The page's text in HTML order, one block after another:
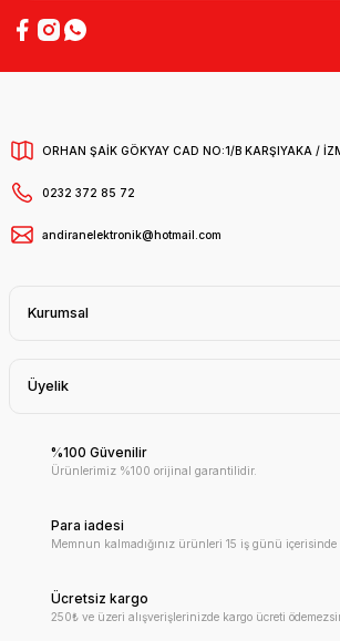
ORHAN ŞAİK GÖKYAY CAD NO:1/B KARŞIYAKA /
0232 372 85 72
andiranelektronik@hotmail.com
Kurumsal
Üyelik
%100 Güvenilir
Ürünlerimiz %100 orijinal garantilidir.
Para iadesi
Memnun kalmadığınız ürünleri 15 iş günü içerisinde
Ücretsiz kargo
250₺ ve üzeri alışverişlerinizde kargo ücreti